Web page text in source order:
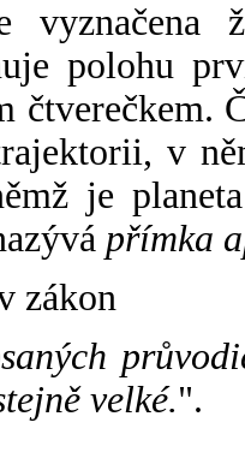
vyznačena
polohu
čtverečkem.
v
je
přímka
zákon
velké.".